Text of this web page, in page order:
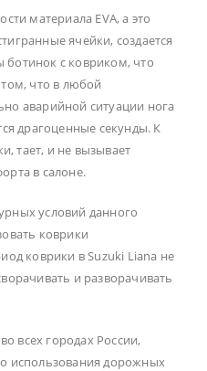
материала EVA, а это
ячейки, создается
с ковриком, что
что в любой
аварийной ситуации нога
драгоценные секунды. К
тает, и не вызывает
в салоне.
условий данного
коврики
коврики в Suzuki Liana не
и разворачивать
всех городах России,
использования дорожных